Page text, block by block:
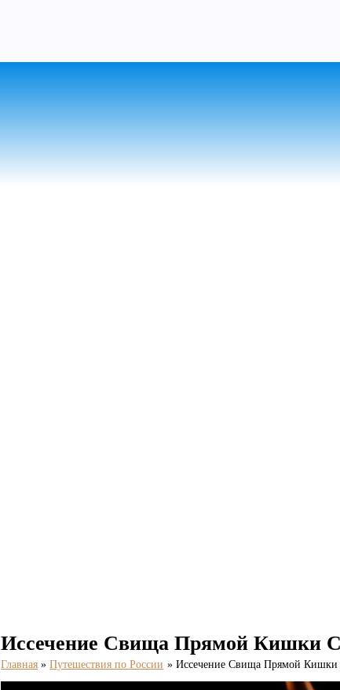
Иссечение Свища Прямой Кишки
Главная Путешествия по России Иссечение Свища Прямой Кишки